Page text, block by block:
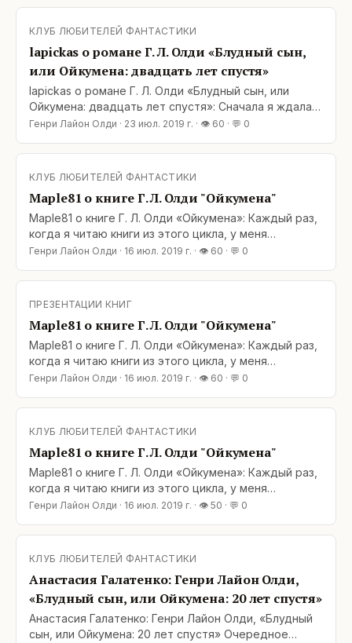
не подвели.Ойкумена у них получилась с самого
начала — загляденье, и авторам есть, где
развернуться. А здесь еще и ностальгическая нотка
— привет
КЛУБ ЛЮБИТЕЛЕЙ ФАНТАСТИКИ
lapickas о романе Г. Л. Олди «Блудный сын,
или Ойкумена: двадцать лет спустя»
lapickas о романе Г. Л. Олди «Блудный сын, или
Ойкумена: двадцать лет спустя»: Сначала я ждала,
пока выйдет вся трилогия. Потом трилогия ждала,
не подвели.Ойкумена у них получилась с самого
начала — загляденье, и авторам есть, где
развернуться. А здесь еще и ностальгическая нотка
— привет
Генри Лайон Олди · 23 июл. 2019 г. · 👁 60 · 💬 0
КЛУБ ЛЮБИТЕЛЕЙ ФАНТАСТИКИ
Maple81 о книге Г. Л. Олди "Ойкумена"
Maple81 о книге Г. Л. Олди «Ойкумена»: Каждый раз,
когда я читаю книги из этого цикла, у меня
одинаковые впечатления. Начинается все так: о,
количество непонятных имен, с места в карьер
я вообще решила, что мне надо читать эту книгу?
Нет, все, завязываю.
Генри Лайон Олди · 16 июл. 2019 г. · 👁 60 · 💬 0
ПРЕЗЕНТАЦИИ КНИГ
Maple81 о книге Г. Л. Олди "Ойкумена"
Maple81 о книге Г. Л. Олди «Ойкумена»: Каждый раз,
когда я читаю книги из этого цикла, у меня
одинаковые впечатления. Начинается все так: о,
количество непонятных имен, с места в карьер
идут еще и всякие происшествия. С какого перепуга
я вообще решила, что мне надо читать эту книгу?
Нет, все, завязываю.
Генри Лайон Олди · 16 июл. 2019 г. · 👁 60 · 💬 0
КЛУБ ЛЮБИТЕЛЕЙ ФАНТАСТИКИ
Maple81 о книге Г. Л. Олди "Ойкумена"
Maple81 о книге Г. Л. Олди «Ойкумена»: Каждый раз,
когда я читаю книги из этого цикла, у меня
одинаковые впечатления. Начинается все так: о,
количество непонятных имен, с места в карьер
идут еще и всякие происшествия. С какого перепуга
я вообще решила, что мне надо читать эту книгу?
Нет, все, завязываю.
Генри Лайон Олди · 16 июл. 2019 г. · 👁 50 · 💬 0
КЛУБ ЛЮБИТЕЛЕЙ ФАНТАСТИКИ
Анастасия Галатенко: Генри Лайон Олди,
«Блудный сын, или Ойкумена: 20 лет спустя»
Анастасия Галатенко: Генри Лайон Олди, «Блудный
сын, или Ойкумена: 20 лет спустя» Очередное